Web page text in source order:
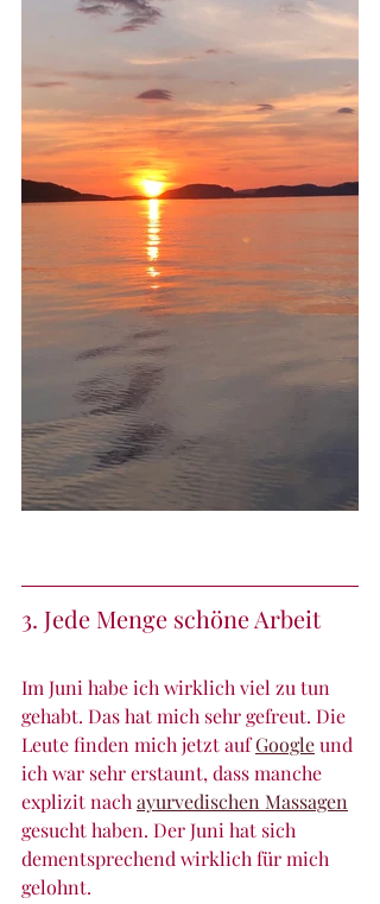
3. Jede Menge schöne Arbeit
Im Juni habe ich wirklich viel zu tun
gehabt. Das hat mich sehr gefreut. Die
Leute finden mich jetzt auf Google und
ich war sehr erstaunt, dass manche
explizit nach ayurvedischen Massagen
gesucht haben. Der Juni hat sich
dementsprechend wirklich für mich
gelohnt.